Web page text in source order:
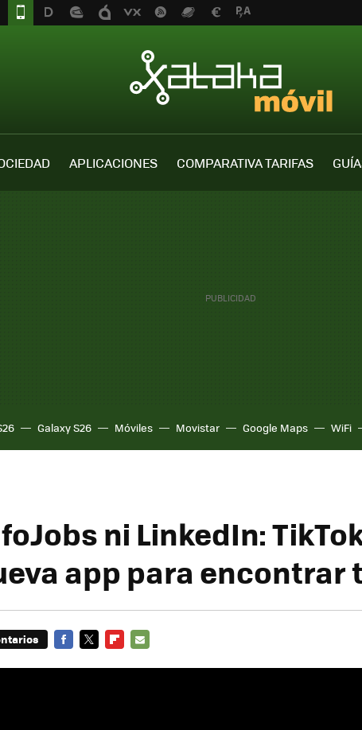
APLICACIONES COMPARATIVA TARIFAS
Galaxy S26 Móviles Movistar Google Maps WiFi
ni LinkedIn:
app para encontrar